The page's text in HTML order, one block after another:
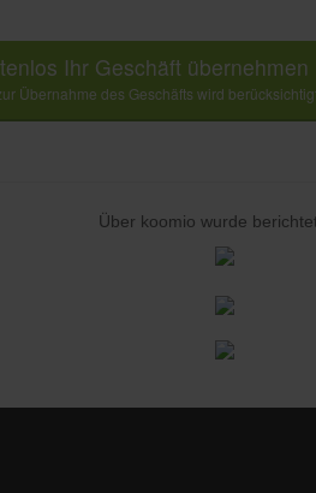
Ihr Geschäft übernehmen
Übernahme des Geschäfts wird
Über koomio wurde